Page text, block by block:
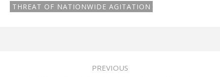
THREAT OF NATIONWIDE AGITATION
PREVIOUS